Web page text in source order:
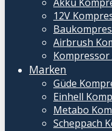
12V
Airbrush
Kompressor
Marken
Güde
Einhell
Metabo
Scheppach